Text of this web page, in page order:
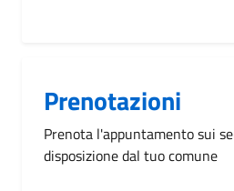
Prenotazioni
Prenota l'appuntamento sui
disposizione dal tuo comune